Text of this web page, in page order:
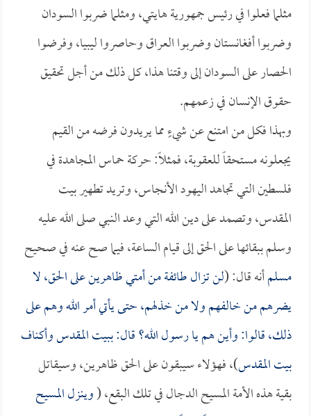
مثلما فعلوا في رئيس جمهورية هايتي، ومثلما ضربوا السودان
وضربوا أفغانستان وضربوا العراق وحاصروا ليبيا، وفرضوا
الحصار على السودان إلى وقتنا هذا، كل ذلك من أجل تحقيق
حقوق الإنسان في زعمهم.
وبهذا فكل من امتنع عن شيءٍ مما يريدون فرضه من القيم
يجعلونه مستحقاً للعقوبة، فمثلاً: حركة حماس المجاهدة في
فلسطين التي تجاهد اليهود الأنجاس، وتريد تطهير بيت
المقدس، وتصمد على دين الله التي وعد النبي صلى الله عليه
وسلم ببقائها على الحق إلى قيام الساعة، فيما صح عنه في صحيح
مسلمأنه قال: (لن تزال طائفة من أمتي ظاهرين على الحق، لا
يضرهم من خالفهم ولا من خذلهم، حتى يأتي أمر الله وهم على
ذلك، قالوا: وأين هم يا رسول الله؟ قال: ببيت المقدس وأكناف
بيت المقدس)، فهؤلاء سيبقون على الحق ظاهرين، وسيقاتل
بقية هذه الأمة المسيح الدجال في تلك البقع، (وينزل المسيح